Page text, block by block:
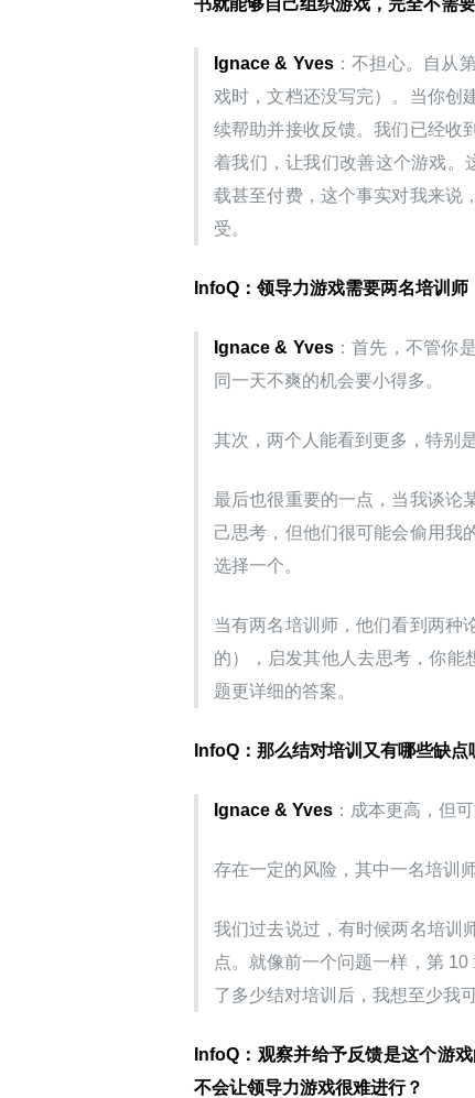
书就能够自己组织游戏，完全不需
Ignace & Yves：不担心。自从
戏时，文档还没写完）。当你创
续帮助并接收反馈。我们已经收
着我们，让我们改善这个游戏。
载甚至付费，这个事实对我来说
受。
InfoQ：领导力游戏需要两名培训
Ignace & Yves：首先，不管你
同一天不爽的机会要小得多。
其次，两个人能看到更多，特别
最后也很重要的一点，当我谈论
己思考，但他们很可能会偷用我
选择一个。
当有两名培训师，他们看到两种
的），启发其他人去思考，你能
题更详细的答案。
InfoQ：那么结对培训又有哪些缺点
Ignace & Yves ：成本更高，但
存在一定的风险，其中一名培训
我们过去说过，有时候两名培训
点。就像前一个问题一样，第
了多少结对培训后，我想至少我
InfoQ：观察并给予反馈是这个游
不会让领导力游戏很难进行？